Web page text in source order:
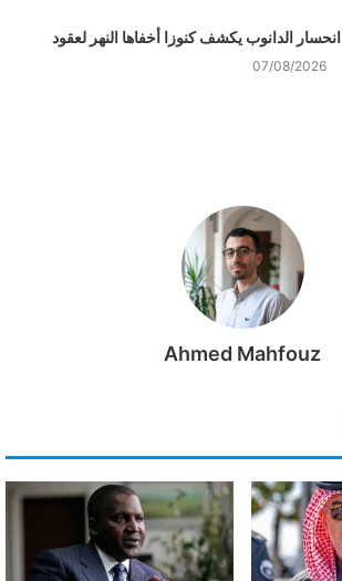
انحسار الدانوب يكشف كنوزا أخفاها النهر لعقود
07/08/2026
Ahmed Mahfouz